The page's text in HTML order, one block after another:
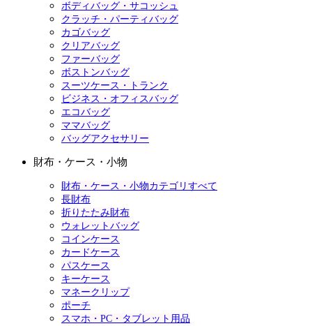
ボディバッグ・サコッシュ
クラッチ・パーティバッグ
カゴバッグ
クリアバッグ
ファーバッグ
ボストンバッグ
スーツケース・トランク
ビジネス・オフィスバッグ
エコバッグ
ママバッグ
バッグアクセサリー
財布・ケース・小物
財布・ケース・小物カテゴリすべて
長財布
折りたたみ財布
ウォレットバッグ
コインケース
カードケース
パスケース
キーケース
マネークリップ
ポーチ
スマホ・PC・タブレット用品